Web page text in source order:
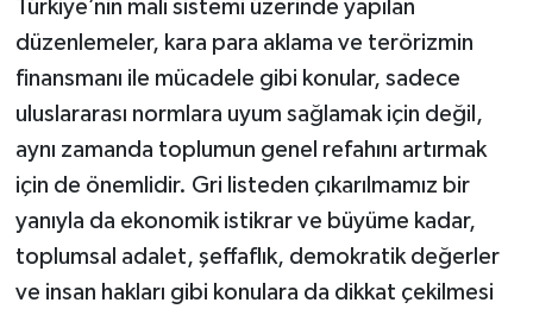
Türkiye’nin mali sistemi üzerinde yapılan
düzenlemeler, kara para aklama ve terörizmin
finansmanı ile mücadele gibi konular, sadece
uluslararası normlara uyum sağlamak için değil,
aynı zamanda toplumun genel refahını artırmak
için de önemlidir. Gri listeden çıkarılmamız bir
yanıyla da ekonomik istikrar ve büyüme kadar,
toplumsal adalet, şeffaflık, demokratik değerler
ve insan hakları gibi konulara da dikkat çekilmesi